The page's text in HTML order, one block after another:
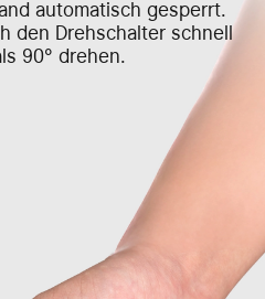
automatisch gesperrt.
den Drehschalter schnell
90° drehen.